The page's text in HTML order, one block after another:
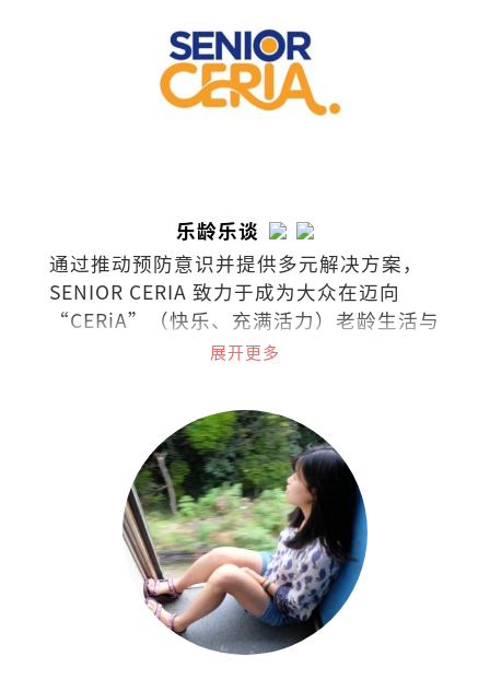
乐龄乐谈
通过推动预防意识并提供多元解决方案，
SENIOR CERIA 致力于成为大众在迈向
“CERiA”（快乐、充满活力）老龄生活与
照护之路上的伙伴。展开更多